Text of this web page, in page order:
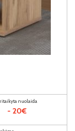
nuolaida
- 20€